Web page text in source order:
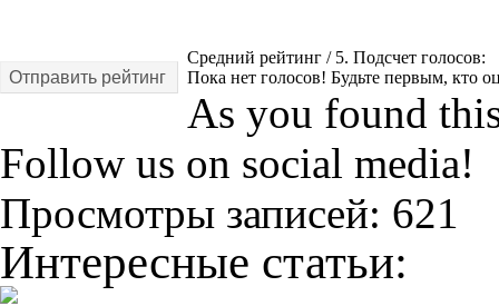
Отправить рейтинг
Средний рейтинг / 5. Подсчет голосов:
Пока нет голосов! Будьте первым, кто
As you found
Follow us on social media!
Просмотры записей: 621
Интересные статьи: